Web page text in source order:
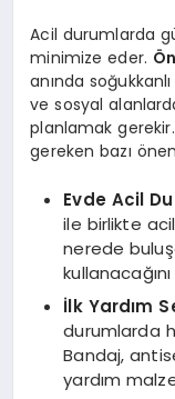
Acil durumlarda
minimize eder.
anında
ve sosyal
planlamak
gereken bazı
Evde Acil
ile birlikte
nerede
İlk Yardım
durumlarda
Bandaj,
yardım